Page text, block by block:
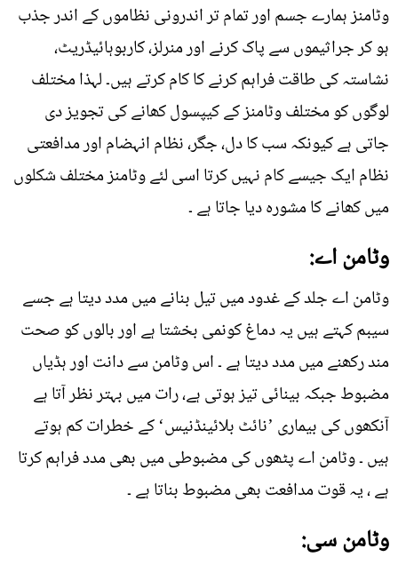
وٹامنز ہمارے جسم اور تمام تر اندرونی نظاموں کے اندر جذب
ہو کر جراثیموں سے پاک کرنے اور منرلز، کاربوہائیڈریٹ،
نشاستہ کی طاقت فراہم کرنے کا کام کرتے ہیں۔ لہذا مختلف
لوگوں کو مختلف وٹامنز کے کیپسول کھانے کی تجویز دی
جاتی ہے کیونکہ سب کا دل، جگر، نظام انہضام اور مدافعتی
نظام ایک جیسے کام نہیں کرتا اسی لئے وٹامنز مختلف شکلوں
میں کھانے کا مشورہ دیا جاتا ہے ۔
وٹامن اے:
وٹامن اے جلد کے غدود میں تیل بنانے میں مدد دیتا ہے جسے
سیبم کہتے ہیں یہ دماغ کونمی بخشتا ہے اور بالوں کو صحت
مند رکھنے میں مدد دیتا ہے ۔ اس وٹامن سے دانت اور ہڈیاں
مضبوط جبکہ بینائی تیز ہوتی ہے، رات میں بہتر نظر آتا ہے
آنکھوں کی بیماری ’نائٹ بلائینڈنیس‘ کے خطرات کم ہوتے
ہیں ۔ وٹامن اے پٹھوں کی مضبوطی میں بھی مدد فراہم کرتا
ہے ، یہ قوت مدافعت بھی مضبوط بناتا ہے ۔
وٹامن سی: